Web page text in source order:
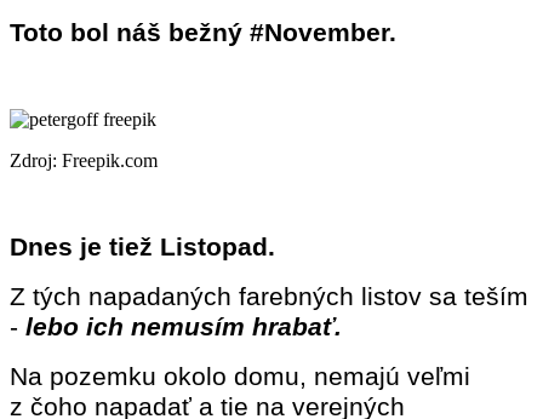
Toto bol náš bežný #November.
Zdroj: Freepik.com
Dnes je tiež Listopad.
Z tých napadaných farebných listov sa teším
- lebo ich nemusím hrabať.
Na pozemku okolo domu, nemajú veľmi
z čoho napadať a tie na verejných